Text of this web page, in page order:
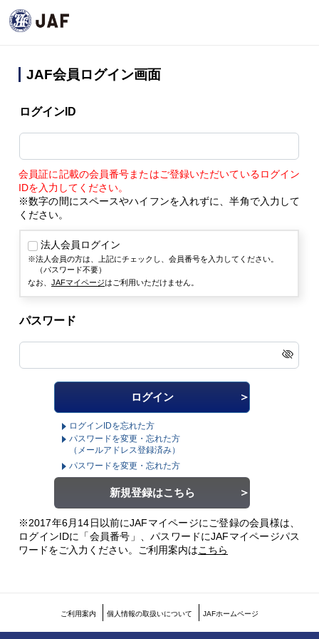
JAF会員ログイン画面
ログインID
会員証に記載の会員番号またはご登録いただいているログイン
IDを入力してください。
※数字の間にスペースやハイフンを入れずに、半角で入力して
ください。
法人会員ログイン
法人会員の方は、上記にチェックし、会員番号を入力してください。
（パスワード不要）
なお、JAFマイページはご利用いただけません。
パスワード
ログインIDを忘れた方
パスワードを変更・忘れた方
（メールアドレス登録済み）
パスワードを変更・忘れた方
新規登録はこちら
※2017年6月14日以前にJAFマイページにご登録の会員様は、
ログインIDに「会員番号」、パスワードにJAFマイページパス
ワードをご入力ください。 ご利用案内はこちら
ご利用案内 個人情報の取扱いについて JAFホームページ